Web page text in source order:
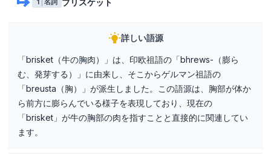
1 名詞
詳しい語源
「brisket（牛の胸肉）」は、印欧祖語の「bhrews-（膨ら
む、発芽する）」に由来し、そこからゲルマン祖語の
「breusta（胸）」が派生しました。この語源は、胸部が体か
ら前方に膨らんでいる様子を表現しており、現在の
「brisket」が牛の胸部の肉を指すことと直接的に関連してい
ます。